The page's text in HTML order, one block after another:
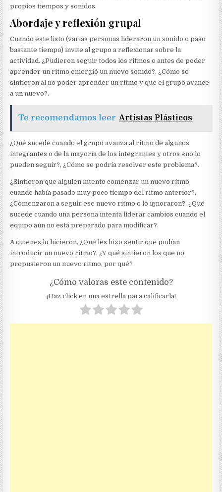
propios tiempos y sonidos.
Abordaje y reflexión grupal
Cuando este listo (varias personas lideraron un sonido o paso
bastante tiempo) invite al grupo a reflexionar sobre la
actividad. ¿Pudieron seguir todos los ritmos o antes de poder
aprender un ritmo emergió un nuevo sonido?, ¿Cómo se
sintieron al no poder aprender un ritmo y que el grupo avance
a un nuevo?.
Te recomendamos leer Artistas Plásticos
¿Qué sucede cuando el grupo avanza al ritmo de algunos
integrantes o de la mayoría de los integrantes y otros «no lo
pueden seguir?, ¿Cómo se podría resolver este problema?.
¿Sintieron que alguien intento comenzar un nuevo ritmo
cuando había pasado muy poco tiempo del ritmo anterior?,
¿Comenzaron a seguir ese nuevo ritmo o lo ignoraron?. ¿Qué
sucede cuando una persona intenta liderar cambios cuando el
equipo aún no está preparado para modificar?.
A quienes lo hicieron, ¿Qué les hizo sentir que podían
introducir un nuevo ritmo?. ¿Y qué sintieron los que no
propusieron un nuevo ritmo, por qué?
¿Cómo valoras este contenido?
¡Haz click en una estrella para calificarla!